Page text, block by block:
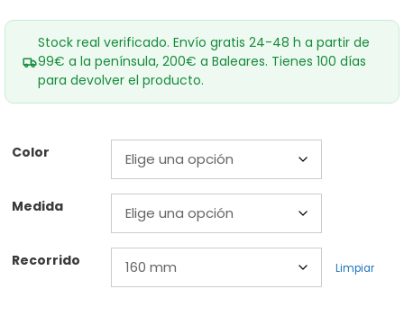
Stock real verificado. Envío gratis 24-48 h a partir de
99€ a la península, 200€ a Baleares. Tienes 100 días
para devolver el producto.
Color
Medida
Recorrido Limpiar